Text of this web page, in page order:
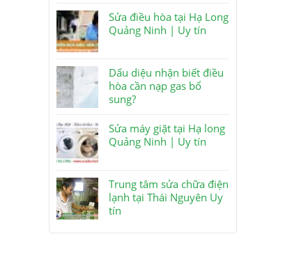
Sửa điều hòa tại Hạ Long
Quảng Ninh | Uy tín
Dấu diệu nhận biết điều
hòa cần nạp gas bổ
sung?
Sửa máy giặt tại Hạ long
Quảng Ninh | Uy tín
Trung tâm sửa chữa điện
lạnh tại Thái Nguyên Uy
tín